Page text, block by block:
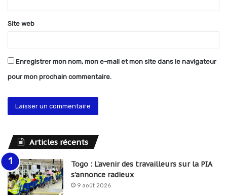
*
Site web
Enregistrer mon nom, mon e-mail et mon site dans le navigateur
pour mon prochain commentaire.
Articles récents
Togo : L’avenir des travailleurs sur la PIA
s’annonce radieux
9 août 2026